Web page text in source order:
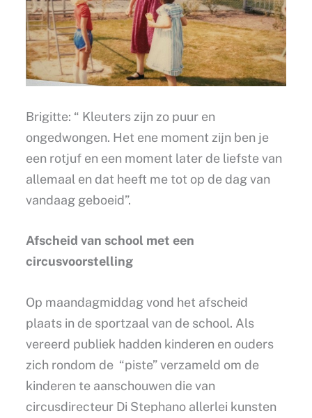
Brigitte: “ Kleuters zijn zo puur en
ongedwongen. Het ene moment zijn ben je
een rotjuf en een moment later de liefste van
allemaal en dat heeft me tot op de dag van
vandaag geboeid”.
Afscheid van school met een
circusvoorstelling
Op maandagmiddag vond het afscheid
plaats in de sportzaal van de school. Als
vereerd publiek hadden kinderen en ouders
zich rondom de “piste” verzameld om de
kinderen te aanschouwen die van
circusdirecteur Di Stephano allerlei kunsten